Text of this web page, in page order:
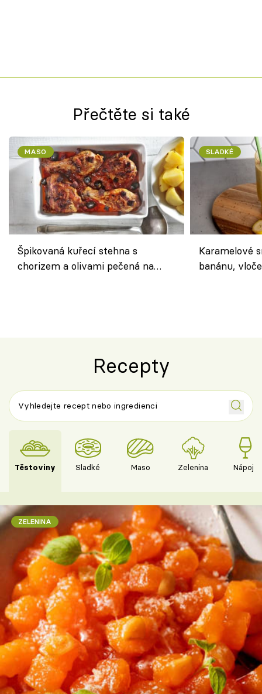
Přečtěte si také
MASO
Špikovaná kuřecí stehna s
chorizem a olivami pečená na
SLADKÉ
Karamelové
banánu,
Recepty
Těstoviny Sladké Maso Zelenina Nápoje
ZELENINA